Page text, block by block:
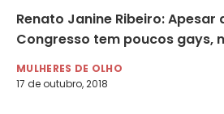
Renato Janine Ribeiro:
Congresso tem poucos gays,
MULHERES DE OLHO
17 de outubro, 2018